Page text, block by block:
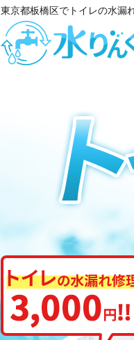
東京都板橋区でトイレの水漏